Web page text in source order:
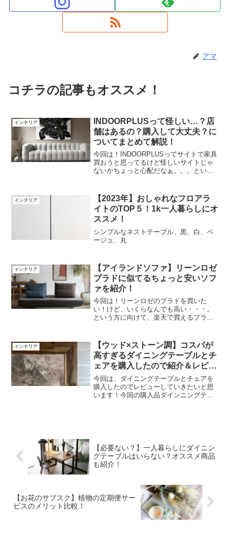
アマ
コチラの記事もオススメ！
インテリア
INDOORPLUSって怪しい…？店
舗はあるの？購入して大丈夫？に
ついてまとめて解説！
今回は！INDOORPLUSってサイトで家具
買おうと思ってるけど怪しいサイトじゃ
ないかちょっと心配だなぁ。。。という
商品も紹介していきたいと思います！
INDOO...
インテリア
【2023年】おしゃれなフロアラ
イトのTOP５！1k一人暮らしにオ
ススメ！
シンプルなネストテーブル、黒、白、ベ
ージュ、丸
インテリア
【アイランドソファ】リーンロゼ
プラドに似てるちょっと安いソフ
ァを紹介！
今回は！リーンロゼのプラドを買いた
い！けど、いくらなんでも高い・・・。
という方に向けて、楽天で買えるプラド
うブランドのベストセラーソファの1つで
す。人の生...
インテリア
【ウッド×ストーン調】コスパが
高すぎるダイニングテーブルとチ
ェアを購入したので紹介＆レビュ
ー！
今回は、ダイニングテーブルとチェアを
購入したのでレビューしていきたいと思
います！今回の購入品ダインニングテー
【必要ない？】一人暮らしにダイニン
グテーブルはいらない？オススメ商品
も紹介！
【お花のサブスク】植物の定期便サー
ビスのメリット比較！